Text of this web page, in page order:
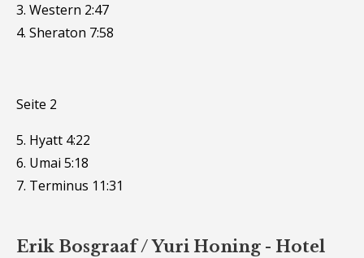
3. Western 2:47
4. Sheraton 7:58
Seite 2
5. Hyatt 4:22
6. Umai 5:18
7. Terminus 11:31
Erik Bosgraaf / Yuri Honing - Hotel